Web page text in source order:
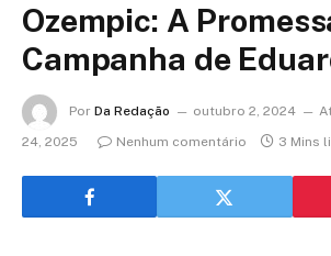
Ozempic: A
Campanha de
Por Da Redação outubro 2, 2024
24, 2025
Nenhum comentário 3 Mins